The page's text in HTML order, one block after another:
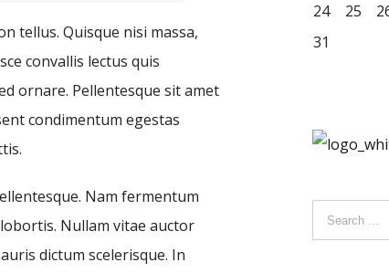
tellus. Quisque nisi massa,
convallis lectus quis
ornare. Pellentesque sit amet
condimentum egestas
Nam fermentum
Nullam vitae auctor
dictum scelerisque. In
24
25
31